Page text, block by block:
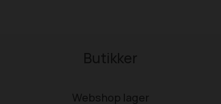
Butikker
Webshop lager